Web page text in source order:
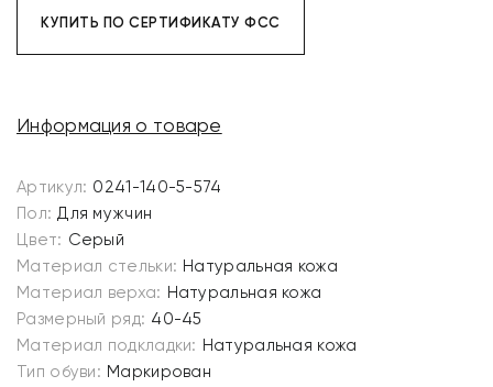
КУПИТЬ ПО СЕРТИФИКАТУ ФСС
Информация о товаре
Артикул: 0241-140-5-574
Пол: Для мужчин
Цвет: Серый
Материал стельки: Натуральная кожа
Материал верха: Натуральная кожа
Размерный ряд: 40-45
Материал подкладки: Натуральная кожа
Тип обуви: Маркирован